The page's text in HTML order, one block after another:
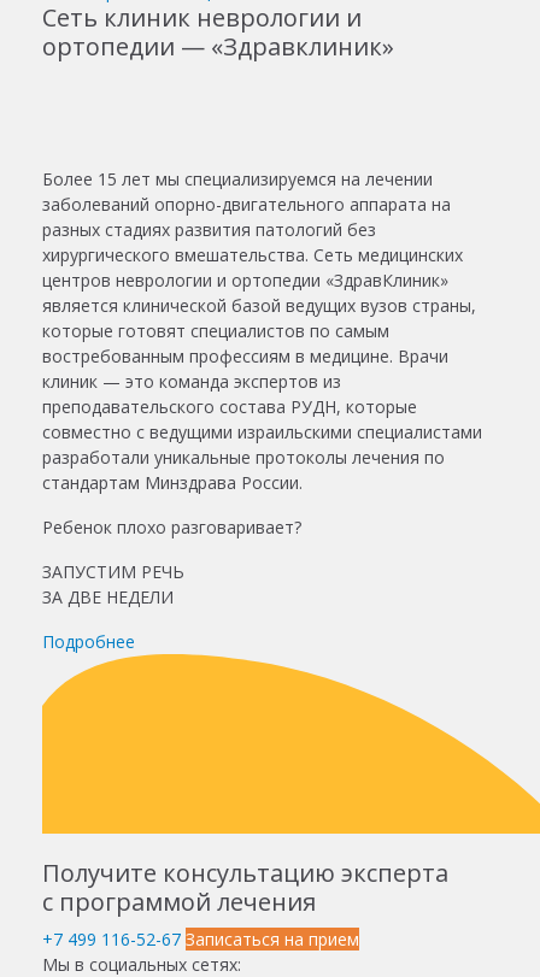
Сеть клиник неврологии и
ортопедии — «Здравклиник»
Более 15 лет мы специализируемся на лечении
заболеваний опорно-двигательного аппарата на
разных стадиях развития патологий без
хирургического вмешательства. Сеть медицинских
центров неврологии и ортопедии «ЗдравКлиник»
является клинической базой ведущих вузов страны,
которые готовят специалистов по самым
востребованным профессиям в медицине. Врачи
клиник — это команда экспертов из
преподавательского состава РУДН, которые
совместно с ведущими израильскими специалистами
разработали уникальные протоколы лечения по
стандартам Минздрава России.
Ребенок плохо разговаривает?
ЗАПУСТИМ РЕЧЬ
ЗА ДВЕ НЕДЕЛИ
Подробнее
Получите консультацию эксперта
с программой лечения
+7 499 116-52-67 Записаться на прием
Мы в социальных сетях: